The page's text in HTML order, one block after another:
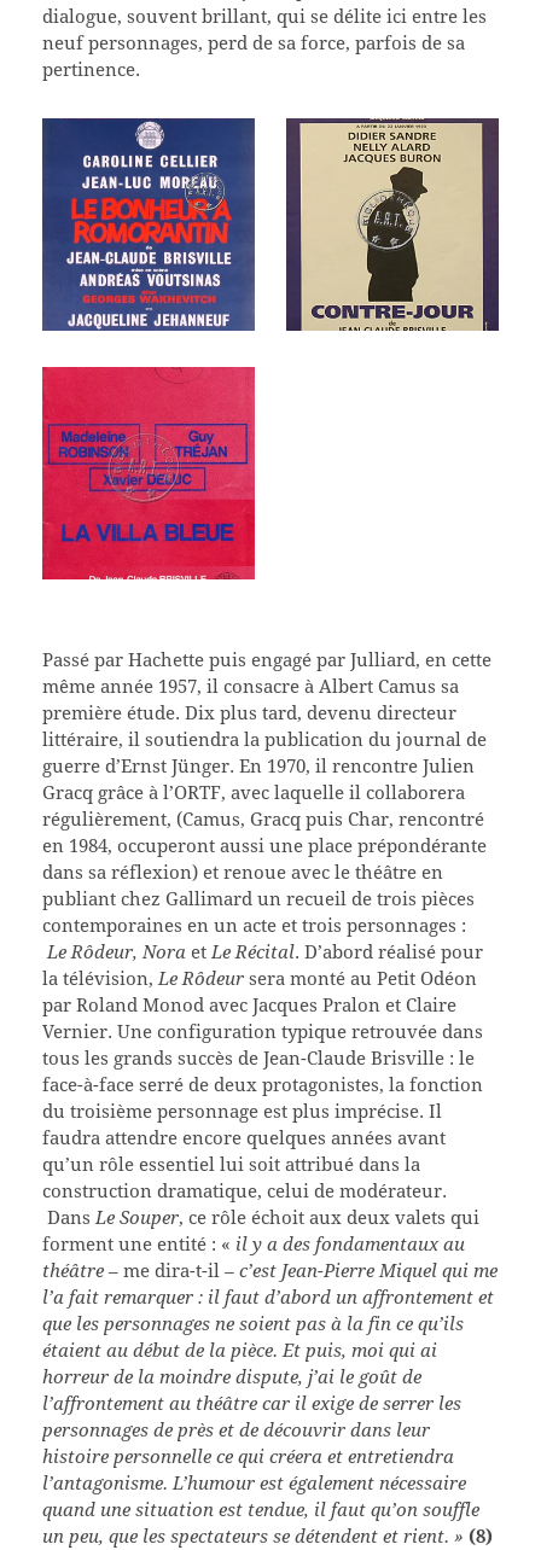
dialogue, souvent brillant, qui se délite ici entre les
neuf personnages, perd de sa force, parfois de sa
pertinence.
Passé par Hachette puis engagé par Julliard, en cette
même année 1957, il consacre à Albert Camus sa
première étude. Dix plus tard, devenu directeur
littéraire, il soutiendra la publication du journal de
guerre d’Ernst Jünger. En 1970, il rencontre Julien
Gracq grâce à l’ORTF, avec laquelle il collaborera
régulièrement, (Camus, Gracq puis Char, rencontré
en 1984, occuperont aussi une place prépondérante
dans sa réflexion) et renoue avec le théâtre en
publiant chez Gallimard un recueil de trois pièces
contemporaines en un acte et trois personnages :
Le Rôdeur, Nora etLe Récital. D’abord réalisé pour
la télévision,Le Rôdeur sera monté au Petit Odéon
par Roland Monod avec Jacques Pralon et Claire
Vernier. Une configuration typique retrouvée dans
tous les grands succès de Jean-Claude Brisville : le
face-à-face serré de deux protagonistes, la fonction
du troisième personnage est plus imprécise. Il
faudra attendre encore quelques années avant
qu’un rôle essentiel lui soit attribué dans la
construction dramatique, celui de modérateur.
DansLe Souper, ce rôle échoit aux deux valets qui
forment une entité : « il y a des fondamentaux au
théâtre – me dira-t-il – c’est Jean-Pierre Miquel qui me
l’a fait remarquer : il faut d’abord un affrontement et
que les personnages ne soient pas à la fin ce qu’ils
étaient au début de la pièce. Et puis, moi qui ai
horreur de la moindre dispute, j’ai le goût de
l’affrontement au théâtre car il exige de serrer les
personnages de près et de découvrir dans leur
histoire personnelle ce qui créera et entretiendra
l’antagonisme. L’humour est également nécessaire
quand une situation est tendue, il faut qu’on souffle
un peu, que les spectateurs se détendent et rient. » (8)